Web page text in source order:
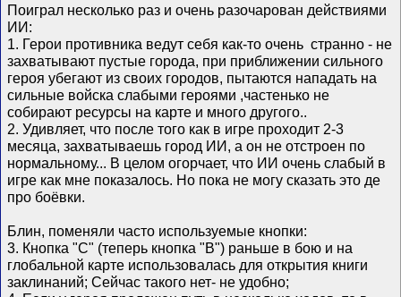
Поиграл несколько раз и очень разочарован действиями
ИИ:
1. Герои противника ведут себя как-то очень странно - не
захватывают пустые города, при приближении сильного
героя убегают из своих городов, пытаются нападать на
сильные войска слабыми героями ,частенько не
собирают ресурсы на карте и много другого..
2. Удивляет, что после того как в игре проходит 2-3
месяца, захватываешь город ИИ, а он не отстроен по
нормальному... В целом огорчает, что ИИ очень слабый в
игре как мне показалось. Но пока не могу сказать это де
про боёвки.
Блин, поменяли часто используемые кнопки:
3. Кнопка "C" (теперь кнопка "В") раньше в бою и на
глобальной карте использовалась для открытия книги
заклинаний; Сейчас такого нет- не удобно;